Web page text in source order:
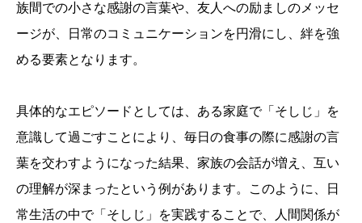
族間での小さな感謝の言葉や、友人への励ましのメッセ
ージが、日常のコミュニケーションを円滑にし、絆を強
める要素となります。
具体的なエピソードとしては、ある家庭で「そしじ」を
意識して過ごすことにより、毎日の食事の際に感謝の言
葉を交わすようになった結果、家族の会話が増え、互い
の理解が深まったという例があります。このように、日
常生活の中で「そしじ」を実践することで、人間関係が